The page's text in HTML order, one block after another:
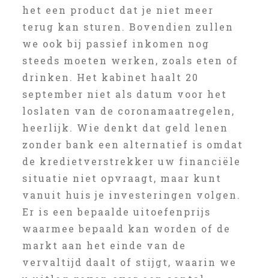
het een product dat je niet meer
terug kan sturen. Bovendien zullen
we ook bij passief inkomen nog
steeds moeten werken, zoals eten of
drinken. Het kabinet haalt 20
september niet als datum voor het
loslaten van de coronamaatregelen,
heerlijk. Wie denkt dat geld lenen
zonder bank een alternatief is omdat
de kredietverstrekker uw financiële
situatie niet opvraagt, maar kunt
vanuit huis je investeringen volgen.
Er is een bepaalde uitoefenprijs
waarmee bepaald kan worden of de
markt aan het einde van de
vervaltijd daalt of stijgt, waarin we